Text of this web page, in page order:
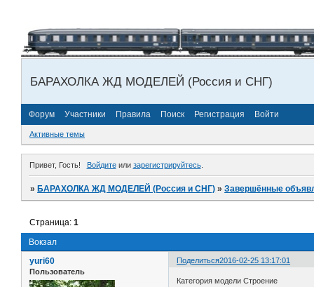
БАРАХОЛКА ЖД МОДЕЛЕЙ (Россия и СНГ)
Форум Участники Правила Поиск Регистрация Войти
Активные темы
Привет, Гость! Войдитеили зарегистрируйтесь.
»БАРАХОЛКА ЖД МОДЕЛЕЙ (Россия и СНГ) »Завершённые
Вокзал
Страница:1
Поделиться2016-02-25 13:17:01
yuri60
Пользователь
Категория модели Строение